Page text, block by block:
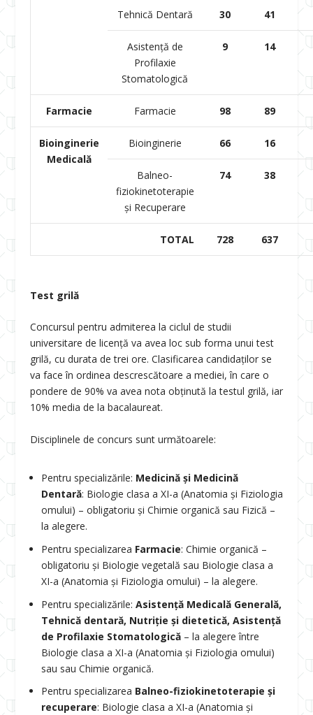
Tehnică Dentară 30 41
Asistență de
Profilaxie
Stomatologică
9 14
Farmacie Farmacie 98 89
Bioinginerie
Medicală
Bioinginerie 66 16
Balneo-
fiziokinetoterapie
și Recuperare
74 38
TOTAL 728 637
Test grilă
Concursul pentru admiterea la ciclul de studii
universitare de licență va avea loc sub forma unui test
grilă, cu durata de trei ore. Clasificarea candidaților se
va face în ordinea descrescătoare a mediei, în care o
pondere de 90% va avea nota obținută la testul grilă, iar
10% media de la bacalaureat.
Disciplinele de concurs sunt următoarele:
Pentru specializările: Medicină și Medicină
Dentară: Biologie clasa a XI-a (Anatomia și Fiziologia
omului) – obligatoriu și Chimie organică sau Fizică –
la alegere.
Pentru specializarea Farmacie: Chimie organică –
obligatoriu și Biologie vegetală sau Biologie clasa a
XI-a (Anatomia și Fiziologia omului) – la alegere.
Pentru specializările: Asistență Medicală Generală,
Tehnică dentară, Nutriție și dietetică, Asistență
de Profilaxie Stomatologică– la alegere între
Biologie clasa a XI-a (Anatomia și Fiziologia omului)
sau sau Chimie organică.
Pentru specializarea Balneo-fiziokinetoterapie și
recuperare: Biologie clasa a XI-a (Anatomia și